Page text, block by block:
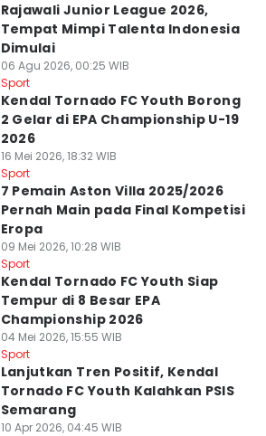
Rajawali Junior League 2026,
Tempat Mimpi Talenta Indonesia
Dimulai
06 Agu 2026, 00:25 WIB
Sport
Kendal Tornado FC Youth Borong
2 Gelar di EPA Championship U-19
2026
16 Mei 2026, 18:32 WIB
Sport
7 Pemain Aston Villa 2025/2026
Pernah Main pada Final Kompetisi
Eropa
09 Mei 2026, 10:28 WIB
Sport
Kendal Tornado FC Youth Siap
Tempur di 8 Besar EPA
Championship 2026
04 Mei 2026, 15:55 WIB
Sport
Lanjutkan Tren Positif, Kendal
Tornado FC Youth Kalahkan PSIS
Semarang
10 Apr 2026, 04:45 WIB